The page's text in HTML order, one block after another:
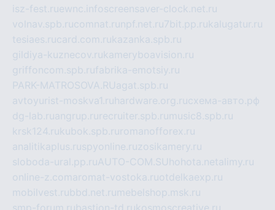
isz-fest.ruewnc.infoscreensaver-clock.net.ru
volnav.spb.rucomnat.ru npf.net.ru 7bit.pp.rukalugatur.ru
tesiaes.rucard.com.rukazanka.spb.ru
gildiya-kuznecov.rukameryboavision.ru
griffoncom.spb.rufabrika-emotsiy.ru
PARK-MATROSOVA.RUagat.spb.ru
avtoyurist-moskva1.ru hardware.org.ruсхема-авто.рф
dg-lab.ruangrup.ru recruiter.spb.ru music8.spb.ru
krsk124.rukubok.spb.ru romanofforex.ru
analitikaplus.ruspyonline.ruzosikamery.ru
sloboda-ural.pp.ruAUTO-COM.SU hohota.net alimy.ru
online-z.comaromat-vostoka.ruotdelkaexp.ru
mobilvest.rubbd.net.ru mebelshop.msk.ru
smp-forum.rubastion-td.rukosmoscreative.ru